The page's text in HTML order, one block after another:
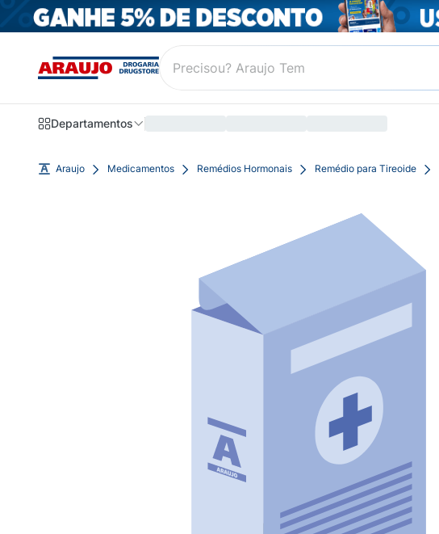
Departamentos
Araujo Medicamentos Remédios Hormonais Remédio para Tireoide